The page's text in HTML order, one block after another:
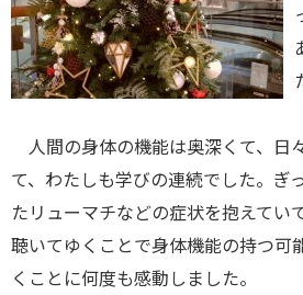
人間の身体の機能は奥深くて、日
て、わたしも学びの連続でした。ぎ
たリューマチなどの症状を抱えてい
聴いてゆくことで身体機能の持つ可
くことに何度も感動しました。